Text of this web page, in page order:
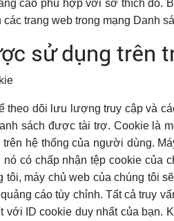
cáo phù hợp với sở thích đó.
các trang web trong mạng Danh
sử dụng trên
theo dõi lưu lượng truy cập và
sách được tài trợ. Cookie là
trên hệ thống của người dùng.
có chấp nhận tệp cookie của
tôi, máy chủ web của chúng tôi
cáo tùy chỉnh. Tất cả truy
với ID cookie duy nhất của bạn.